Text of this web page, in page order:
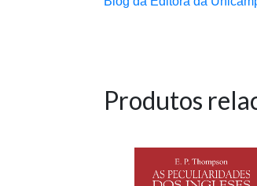
Produtos